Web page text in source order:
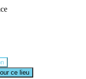
ce lieu